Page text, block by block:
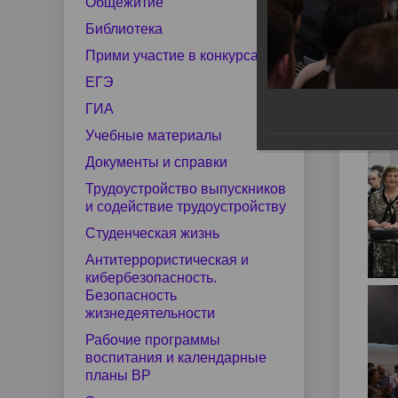
Структура
Сведения о доходах
Фото-галерея
Виртуальная приемная
Добровольные пожертвования
Наши выпускники
Документы и справки
Рабочие программы воспитания
и календарные планы ВР
помощь
Студенческий спортивный клуб
Импульс
Конкурсная деятельность
Библиотека
Прими участие в конкурсах
ЕГЭ
ГИА
Учебные материалы
Документы и справки
Трудоустройство выпускников
и содействие трудоустройству
Студенческая жизнь
Антитеррористическая и
кибербезопасность.
Безопасность
жизнедеятельности
Рабочие программы
воспитания и календарные
планы ВР